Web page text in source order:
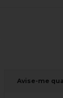
Avise-me